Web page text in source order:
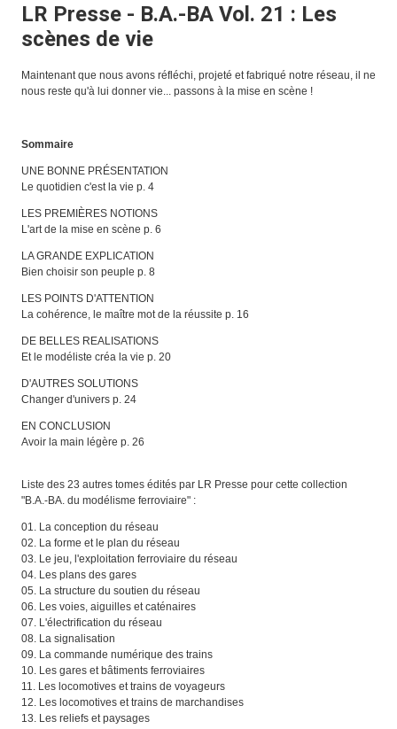
LR Presse - B.A.-BA Vol. 21 : Les
scènes de vie
Maintenant que nous avons réfléchi, projeté et fabriqué notre réseau, il ne
nous reste qu'à lui donner vie... passons à la mise en scène !
Sommaire
UNE BONNE PRÉSENTATION
Le quotidien c'est la vie p. 4
LES PREMIÈRES NOTIONS
L'art de la mise en scène p. 6
LA GRANDE EXPLICATION
Bien choisir son peuple p. 8
LES POINTS D'ATTENTION
La cohérence, le maître mot de la réussite p. 16
DE BELLES REALISATIONS
Et le modéliste créa la vie p. 20
D'AUTRES SOLUTIONS
Changer d'univers p. 24
EN CONCLUSION
Avoir la main légère p. 26
Liste des 23 autres tomes édités par LR Presse pour cette collection
"B.A.-BA. du modélisme ferroviaire" :
01. La conception du réseau
02. La forme et le plan du réseau
03. Le jeu, l'exploitation ferroviaire du réseau
04. Les plans des gares
05. La structure du soutien du réseau
06. Les voies, aiguilles et caténaires
07. L'électrification du réseau
08. La signalisation
09. La commande numérique des trains
10. Les gares et bâtiments ferroviaires
11. Les locomotives et trains de voyageurs
12. Les locomotives et trains de marchandises
13. Les reliefs et paysages